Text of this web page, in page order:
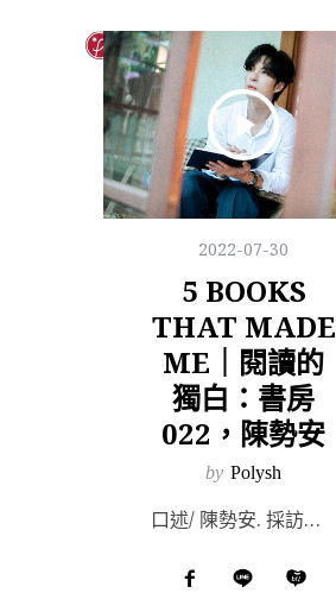
2022-07-30
5 BOOKS
THAT MADE
ME｜閱讀的
獨白：書房
022，陳勢安
by Polysh
口述/ 陳勢安. 採訪、編整/ Alice Chan. Film & Photography...